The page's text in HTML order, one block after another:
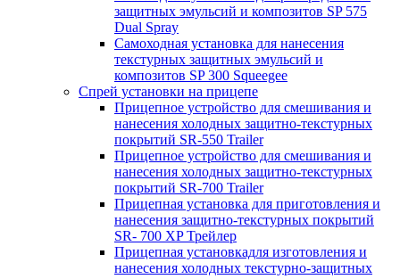
защитных эмульсий и композитов SP 575
Dual Spray
Самоходная установка для нанесения
текстурных защитных эмульсий и
композитов SP 300 Squeegee
Спрей установки на прицепе
Прицепное устройство для смешивания и
нанесения холодных защитно-текстурных
покрытий SR-550 Trailer
Прицепное устройство для смешивания и
нанесения холодных защитно-текстурных
покрытий SR-700 Trailer
Прицепная установка для приготовления и
нанесения защитно-текстурных покрытий
SR- 700 XP Трейлер
Прицепная установкадля изготовления и
нанесения холодных текстурно-защитных